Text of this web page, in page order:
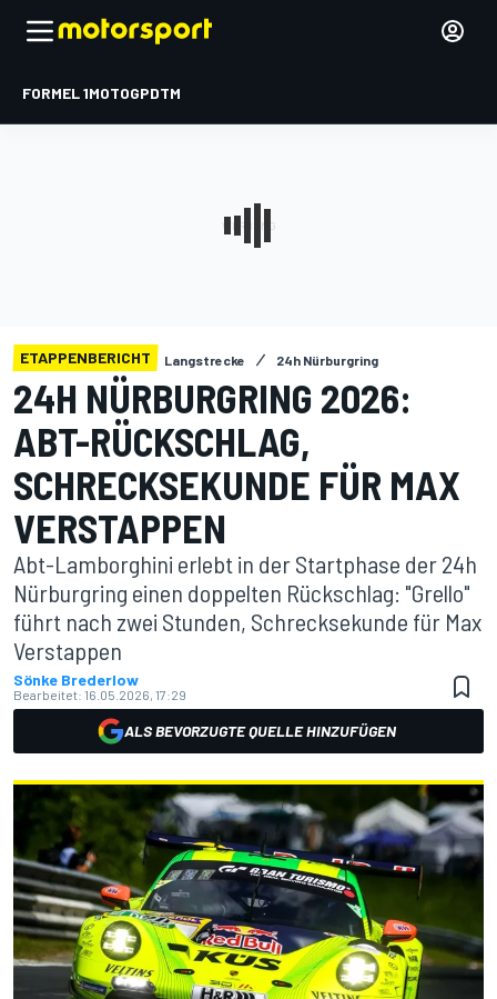
FORMEL 1MOTOGPDTM
ETAPPENBERICHT Langstrecke 24h Nürburgring
24H NÜRBURGRING 2026:
ABT-RÜCKSCHLAG,
SCHRECKSEKUNDE FÜR MAX
VERSTAPPEN
Abt-Lamborghini erlebt in der Startphase der 24h
Nürburgring einen doppelten Rückschlag: "Grello"
führt nach zwei Stunden, Schrecksekunde für Max
Verstappen
Sönke Brederlow
Bearbeitet: 16.05.2026, 17:29
ALS BEVORZUGTE QUELLE HINZUFÜGEN